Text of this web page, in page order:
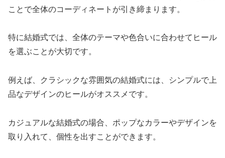
ことで全体のコーディネートが引き締まります。
特に結婚式では、全体のテーマや色合いに合わせてヒール
を選ぶことが大切です。
例えば、クラシックな雰囲気の結婚式には、シンプルで上
品なデザインのヒールがオススメです。
カジュアルな結婚式の場合、ポップなカラーやデザインを
取り入れて、個性を出すことができます。